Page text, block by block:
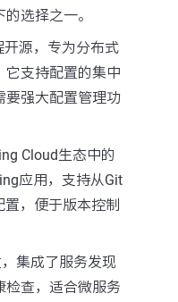
选择之一。
开源，专为分布式
它支持配置的集中
要强大配置管理功
Cloud生态中的
应用，支持从Git
置，便于版本控制
集成了服务发现
检查，适合微服务